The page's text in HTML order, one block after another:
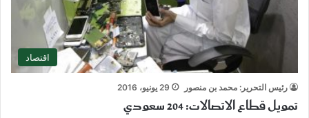
اقتصاد
رئيس التحرير: محمد بن منصور 29 يونيو، 2016
تمويل قطاع الاتصالات: 204 سعودي